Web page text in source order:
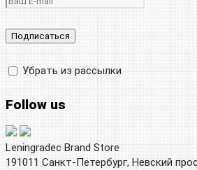
Убрать из рассылки
Follow us
Leningradec Brand Store
191011 Санкт-Петербург, Невский